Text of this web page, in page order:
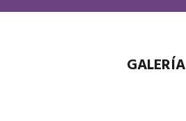
GALERÍA